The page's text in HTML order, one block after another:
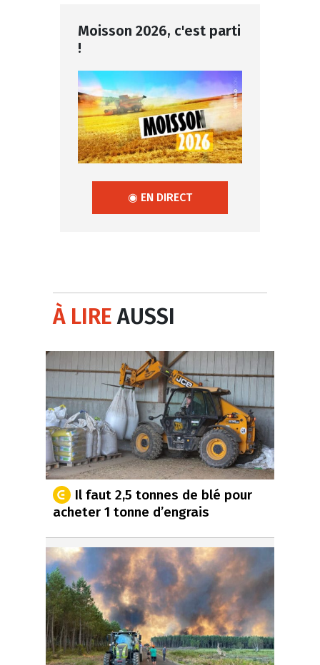
Moisson 2026, c'est parti
!
◉ EN DIRECT
À LIREAUSSI
Il faut 2,5 tonnes de blé pour
acheter 1 tonne d’engrais